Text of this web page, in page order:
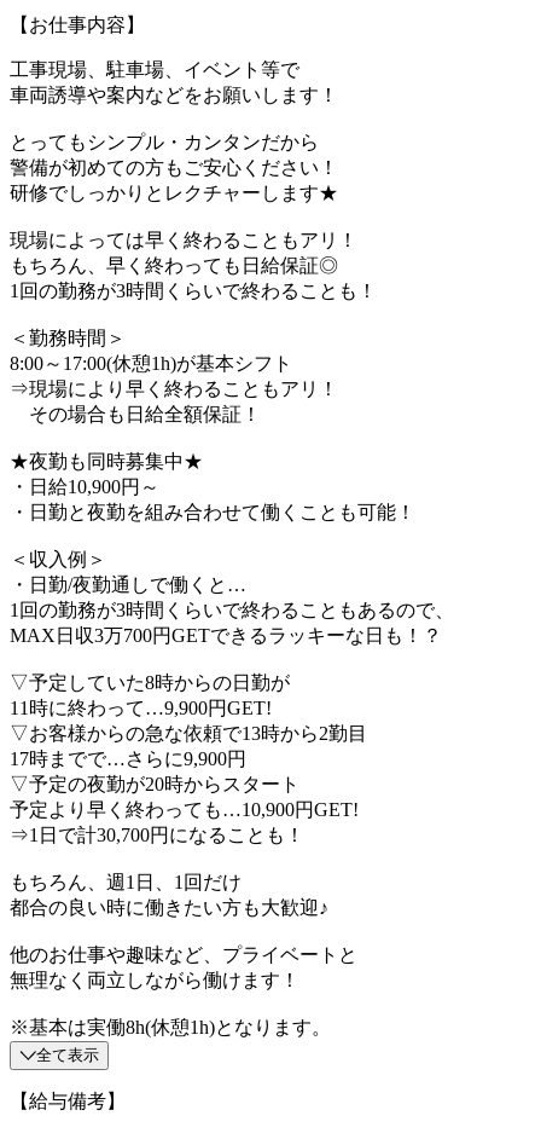
【お仕事内容】
工事現場、駐車場、イベント等で
車両誘導や案内などをお願いします！
とってもシンプル・カンタンだから
警備が初めての方もご安心ください！
研修でしっかりとレクチャーします★
現場によっては早く終わることもアリ！
もちろん、早く終わっても日給保証◎
1回の勤務が3時間くらいで終わることも！
＜勤務時間＞
8:00～17:00(休憩1h)が基本シフト
⇒現場により早く終わることもアリ！
その場合も日給全額保証！
★夜勤も同時募集中★
・日給10,900円～
・日勤と夜勤を組み合わせて働くことも可能！
＜収入例＞
・日勤/夜勤通しで働くと…
1回の勤務が3時間くらいで終わることもあるので、
MAX日収3万700円GETできるラッキーな日も！？
▽予定していた8時からの日勤が
11時に終わって…9,900円GET!
▽お客様からの急な依頼で13時から2勤目
17時までで…さらに9,900円
▽予定の夜勤が20時からスタート
予定より早く終わっても…10,900円GET!
⇒1日で計30,700円になることも！
もちろん、週1日、1回だけ
都合の良い時に働きたい方も大歓迎♪
他のお仕事や趣味など、プライベートと
無理なく両立しながら働けます！
※基本は実働8h(休憩1h)となります。
全て表示
【給与備考】